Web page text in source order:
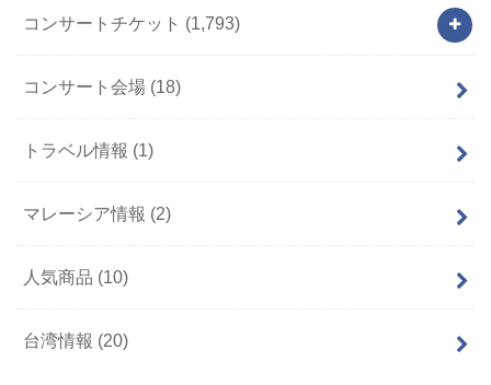
コンサートチケット (1,793)
コンサート会場 (18)
トラベル情報 (1)
マレーシア情報 (2)
人気商品 (10)
台湾情報 (20)